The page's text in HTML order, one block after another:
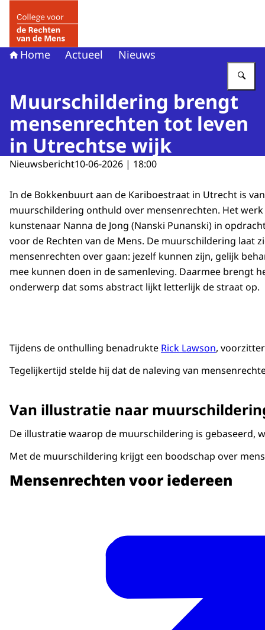
Home Actueel Nieuws
Muurschildering brengt
mensenrechten tot leven
in Utrechtse wijk
Nieuwsbericht10-06-2026 | 18:00
In de Bokkenbuurt aan de Kariboestraat in Utrecht is
muurschildering onthuld over mensenrechten. Het
kunstenaar Nanna de Jong (Nanski Punanski) in
voor de Rechten van de Mens. De muurschildering laat
mensenrechten over gaan: jezelf kunnen zijn, gelijk
mee kunnen doen in de samenleving. Daarmee brengt
onderwerp dat soms abstract lijkt letterlijk de straat op.
Tijdens de onthulling benadrukte Rick Lawson,
Tegelijkertijd stelde hij dat de naleving van
Van illustratie naar
De illustratie waarop de muurschildering is gebaseerd,
Met de muurschildering krijgt een boodschap over
Mensenrechten voor iedereen